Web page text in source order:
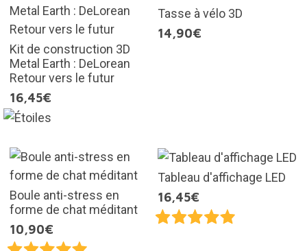
Kit de construction 3D
Metal Earth : DeLorean
Retour vers le futur
16,45€
Tasse à vélo 3D
14,90€
Boule anti-stress en
forme de chat méditant
10,90€
Tableau d'affichage LED
16,45€